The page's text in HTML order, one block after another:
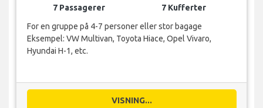
7 Passagerer
7 Kufferter
For en gruppe på 4-7 personer eller stor bagage
Eksempel: VW Multivan, Toyota Hiace, Opel Vivaro,
Hyundai H-1, etc.
VISNING...